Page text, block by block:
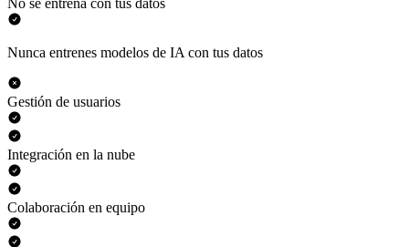
No se entrena con tus datos
Nunca entrenes modelos de IA con tus datos
Gestión de usuarios
Integración en la nube
Colaboración en equipo